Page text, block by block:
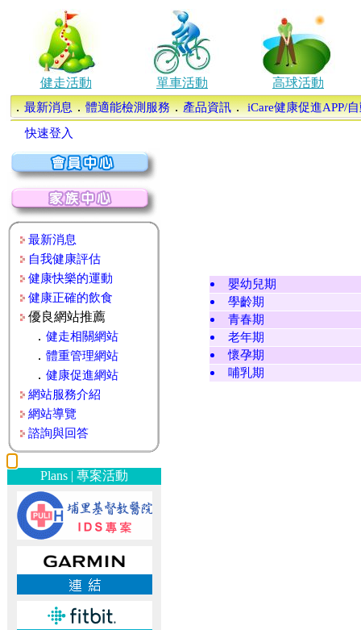
健走活動 單車活動
高球活動
．最新消息．體適能檢測服務．產品資訊．iCare健康促進APP/
快速登入
最新消息
自我健康評估
健康快樂的運動
健康正確的飲食
優良網站推薦
． 健走相關網站
． 體重管理網站
． 健康促進網站
網站服務介紹
網站導覽
諮詢與回答
Plans | 專案活動
嬰幼兒期
學齡期
青春期
老年期
懷孕期
哺乳期